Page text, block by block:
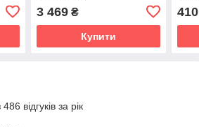
3 469₴
Купити
410
відгуків за рік